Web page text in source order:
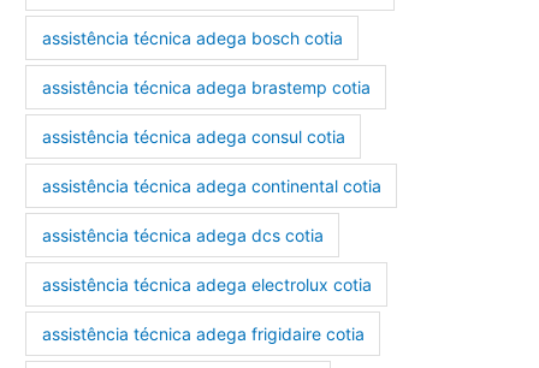
assistência técnica adega bosch cotia
assistência técnica adega brastemp cotia
assistência técnica adega consul cotia
assistência técnica adega continental cotia
assistência técnica adega dcs cotia
assistência técnica adega electrolux cotia
assistência técnica adega frigidaire cotia